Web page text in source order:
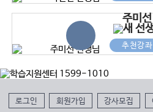
주미선
추천강좌
로그인 회원가입 강사모집